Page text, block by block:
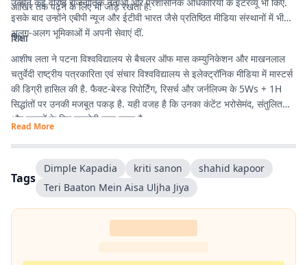
आखिर तक पढ़ने के लिए भी जोड़े रखता है.
इसके बाद उन्होंने एबीपी न्यूज और ईटीवी भारत जैसे प्रतिष्ठित मीडिया संस्थानों में भी
अलग-अलग भूमिकाओं में अपनी सेवाएं दीं.
शिक्षा
आशीष लता ने पटना विश्वविद्यालय से बैचलर ऑफ मास कम्युनिकेशन और माखनलाल
चतुर्वेदी राष्ट्रीय पत्रकारिता एवं संचार विश्वविद्यालय से इलेक्ट्रॉनिक मीडिया में मास्टर्स
की डिग्री हासिल की है. फैक्ट-बेस्ड रिपोर्टिंग, रिसर्च और जर्नलिज्म के 5Ws + 1H
सिद्धांतों पर उनकी मजबूत पकड़ है. यही वजह है कि उनका कंटेंट भरोसेमंद, संतुलित
और पाठकों के लिए उपयोगी माना जाता है.
Read More
Tags
Dimple Kapadia kriti sanon
shahid kapoor
Teri Baaton Mein Aisa Uljha Jiya